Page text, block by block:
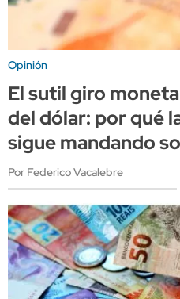
Opinión
El sutil giro
del dólar: por qué
sigue mandando
Por Federico Vacalebre